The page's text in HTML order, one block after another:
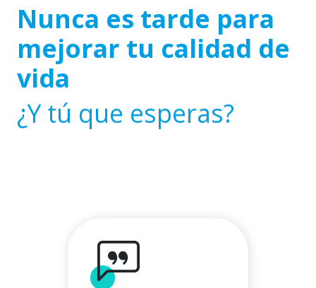
Nunca es tarde para
mejorar tu calidad de
vida
¿Y tú que esperas?